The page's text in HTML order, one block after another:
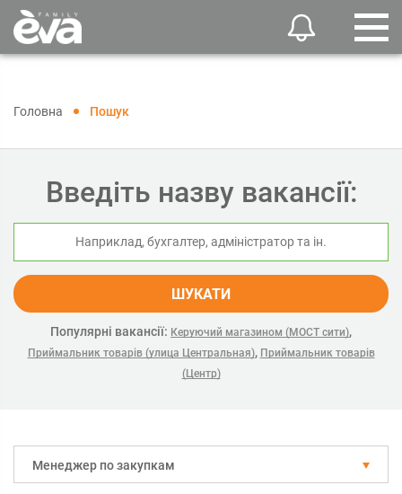
Головна Пошук
Введіть назву вакансії:
ШУКАТИ
Популярні вакансії: Керуючий магазином (МОСТ сити),
Приймальник товарів (улица Центральная), Приймальник товарів
(Центр)
Менеджер по закупкам